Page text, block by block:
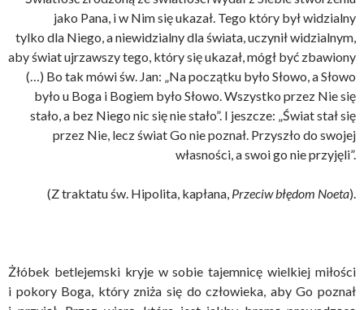
jako Pana, i w Nim się ukazał. Tego który był widzialny
tylko dla Niego, a niewidzialny dla świata, uczynił widzialnym,
aby świat ujrzawszy tego, który się ukazał, mógł być zbawiony
(…) Bo tak mówi św. Jan: „Na początku było Słowo, a Słowo
było u Boga i Bogiem było Słowo. Wszystko przez Nie się
stało, a bez Niego nic się nie stało”. I jeszcze: „Świat stał się
przez Nie, lecz świat Go nie poznał. Przyszło do swojej
własności, a swoi go nie przyjęli”.
(Z traktatu św. Hipolita, kapłana, Przeciw błędom Noeta).
Żłóbek betlejemski kryje w sobie tajemnicę wielkiej miłości
i pokory Boga, który zniża się do człowieka, aby Go poznał